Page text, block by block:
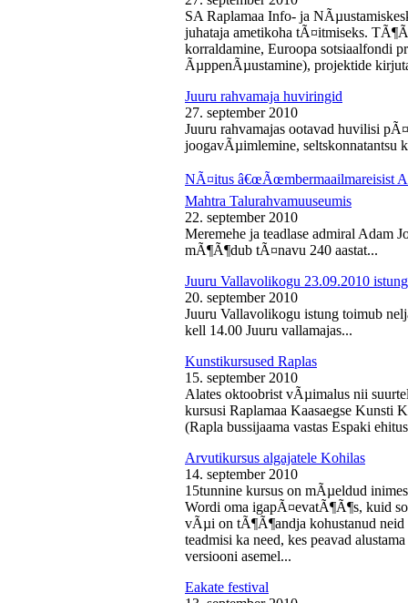
SA Raplamaa Info- ja
juhataja ametikoha tÃ¤itmiseks.
korraldamine, Euroopa sotsiaalfondi
ÃµppenÃµustamine), projektide
Juuru rahvamaja huviringid
27. september 2010
Juuru rahvamajas ootavad huvilisi
joogavÃµimlemine, seltskonnatantsu
NÃ¤itus â€œÃœmbermaailmareisist
Mahtra Talurahvamuuseumis
22. september 2010
Meremehe ja teadlase admiral Adam
mÃ¶Ã¶dub tÃ¤navu 240 aastat...
Juuru Vallavolikogu 23.09.2010 istung
20. september 2010
Juuru Vallavolikogu istung toimub
kell 14.00 Juuru vallamajas...
Kunstikursused Raplas
15. september 2010
Alates oktoobrist vÃµimalus nii
kursusi Raplamaa Kaasaegse Kunsti
(Rapla bussijaama vastas Espaki
Arvutikursus algajatele Kohilas
14. september 2010
15tunnine kursus on mÃµeldud
Wordi oma igapÃ¤evatÃ¶Ã¶s, kuid
vÃµi on tÃ¶Ã¶andja kohustanud neid
teadmisi ka need, kes peavad
versiooni asemel...
Eakate festival